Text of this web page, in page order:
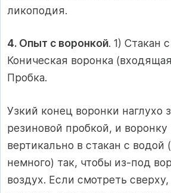
ликоподия.
4. Опыт с воронкой. 1) Стакан
Коническая воронка
Пробка.
Узкий конец воронки наглухо
резиновой пробкой, и
вертикально в стакан с водой
немного) так, чтобы из-под
воздух. Если смотреть